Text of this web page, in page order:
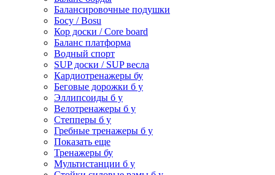
Балансировочные подушки
Босу / Bosu
Кор доски / Core board
Баланс платформа
Водный спорт
SUP доски / SUP весла
Кардиотренажеры бу
Беговые дорожки б у
Эллипсоиды б у
Велотренажеры б у
Степперы б у
Гребные тренажеры б у
Показать еще
Тренажеры бу
Мультистанции б у